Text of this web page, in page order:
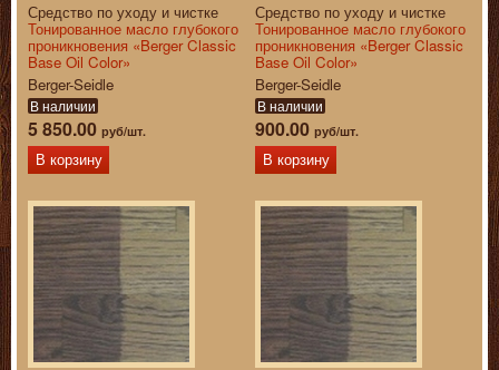
Средство по уходу и чистке
Тонированное масло глубокого
проникновения «Berger Classic
Base Oil Color»
Berger-Seidle
В наличии
5 850.00 руб/шт.
В корзину
Средство по уходу и чистке
Тонированное масло глубокого
проникновения «Berger Classic
Base Oil Color»
Berger-Seidle
В наличии
900.00 руб/шт.
В корзину